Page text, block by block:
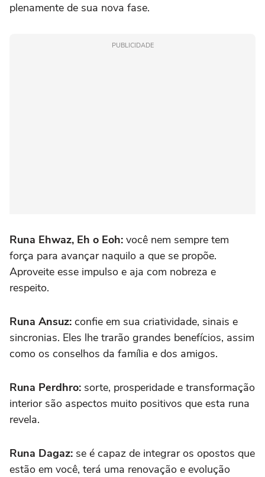
plenamente de sua nova fase.
PUBLICIDADE
Runa Ehwaz, Eh o Eoh: você nem sempre tem
força para avançar naquilo a que se propõe.
Aproveite esse impulso e aja com nobreza e
respeito.
Runa Ansuz: confie em sua criatividade, sinais e
sincronias. Eles lhe trarão grandes benefícios, assim
como os conselhos da família e dos amigos.
Runa Perdhro: sorte, prosperidade e transformação
interior são aspectos muito positivos que esta runa
revela.
Runa Dagaz: se é capaz de integrar os opostos que
estão em você, terá uma renovação e evolução